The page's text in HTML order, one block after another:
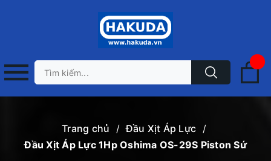
Trang chủ / Đầu Xịt Áp Lực /
Đầu Xịt Áp Lực 1Hp Oshima OS-29S Piston Sứ